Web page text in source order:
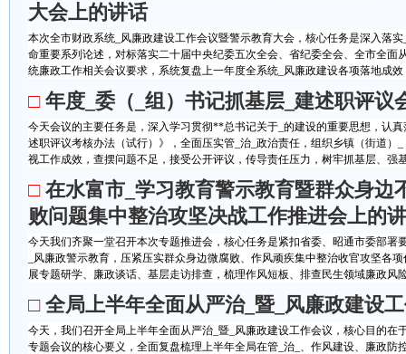
大会上的讲话
本次全市财政系统_风廉政建设工作会议暨警示教育大会，核心任务是深入落
命重要系列论述，对标落实二十届中央纪委五次全会、省纪委全会、全市全面
统廉政工作相关会议要求，系统复盘上一年度全系统_风廉政建设各项落地成
□ 年度_委（_组）书记抓基层_建述职评议
今天会议的主要任务是，深入学习贯彻**总书记关于_的建设的重要思想，认
述职评议考核办法（试行）》，全面压实管_治_政治责任，组织乡镇（街道）
视工作成效，查摆问题不足，接受公开评议，传导责任压力，树牢抓基层、强
□ 在水富市_学习教育警示教育暨群众身边
败问题集中整治攻坚决战工作推进会上的
今天我们齐聚一堂召开本次专题推进会，核心任务是紧扣省委、昭通市委部署
_风廉政警示教育，压紧压实群众身边微腐败、作风顽疾集中整治收官攻坚各
展专题研学、廉政谈话、基层走访排查，梳理作风短板、排查民生领域廉政风
□ 全局上半年全面从严治_暨_风廉政建设
今天，我们召开全局上半年全面从严治_暨_风廉政建设工作会议，核心目的在
专题会议的核心要义，全面复盘梳理上半年全局在管_治_、作风建设、廉政防